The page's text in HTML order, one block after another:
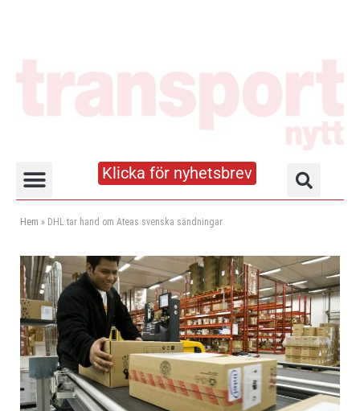
Klicka för nyhetsbrev
Hem » DHL tar hand om Ateas svenska sändningar